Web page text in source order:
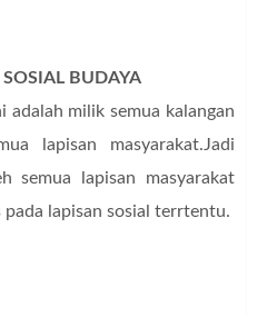
BUDAYA
milik semua kalangan
lapisan masyarakat.Jadi
semua lapisan masyarakat
lapisan sosial terrtentu.